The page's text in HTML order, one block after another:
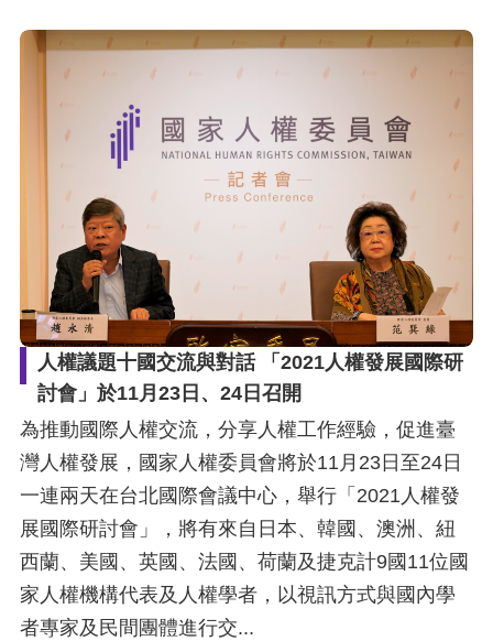
人權議題十國交流與對話 「2021人權發展國際研
討會」於11月23日、24日召開
為推動國際人權交流，分享人權工作經驗，促進臺
灣人權發展，國家人權委員會將於11月23日至24日
一連兩天在台北國際會議中心，舉行「2021人權發
展國際研討會」，將有來自日本、韓國、澳洲、紐
西蘭、美國、英國、法國、荷蘭及捷克計9國11位國
家人權機構代表及人權學者，以視訊方式與國內學
者專家及民間團體進行交...